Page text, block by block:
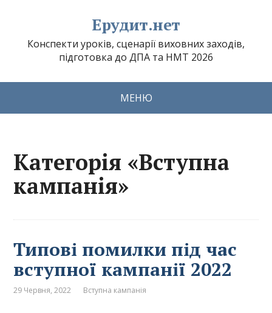
Ерудит.нет
Конспекти уроків, сценарії виховних заходів,
підготовка до ДПА та НМТ 2026
МЕНЮ
Категорія «Вступна
кампанія»
Типові помилки під час
вступної кампанії 2022
29 Червня, 2022 Вступна кампанія